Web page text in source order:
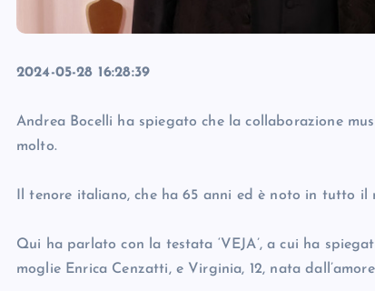
2024-05-28 16:28:39
Andrea Bocelli ha spiegato che la collaborazione
molto.
Il tenore italiano, che ha 65 anni ed è noto in tutto
Qui ha parlato con la testata ‘VEJA’, a cui ha
moglie Enrica Cenzatti, e Virginia, 12, nata